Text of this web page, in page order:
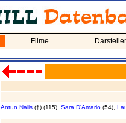
Filme Darsteller
Antun Nalis (†) (115),Sara D'Amario (54),